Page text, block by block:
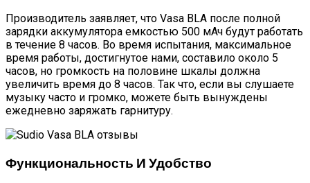
Производитель заявляет, что Vasa BLA после полной
зарядки аккумулятора емкостью 500 мАч будут работать
в течение 8 часов. Во время испытания, максимальное
время работы, достигнутое нами, составило около 5
часов, но громкость на половине шкалы должна
увеличить время до 8 часов. Так что, если вы слушаете
музыку часто и громко, можете быть вынуждены
ежедневно заряжать гарнитуру.
Функциональность И Удобство